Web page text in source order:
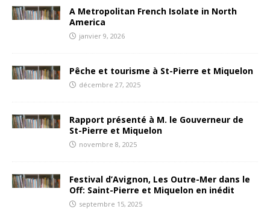
A Metropolitan French Isolate in North
America
janvier 9, 2026
Pêche et tourisme à St-Pierre et Miquelon
décembre 27, 2025
Rapport présenté à M. le Gouverneur de
St-Pierre et Miquelon
novembre 8, 2025
Festival d’Avignon, Les Outre-Mer dans le
Off: Saint-Pierre et Miquelon en inédit
septembre 15, 2025